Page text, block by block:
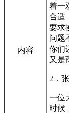
内容
着一
合适
要求
问题
你们
又是
2．
一位
时候